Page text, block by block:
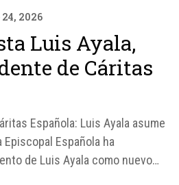
2026
Luis Ayala,
de Cáritas
Española: Luis Ayala asume
Española ha
de Luis Ayala como nuevo